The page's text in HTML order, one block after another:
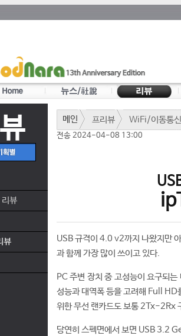
리뷰
뷰
메인 프리뷰 WiFi/이동통신
전송 2024-04-08 13:00
USB 규격이 4.0 v2까지 나왔지만
과 함께 가장 많이 쓰이고 있다.
PC 주변 장치 중 고성능이 요구되
성능과 대역폭 등을 고려해 Full
위한 무선 랜카드도 보통 2Tx-2Rx
당연히 스펙면에서 보면 USB 3.2